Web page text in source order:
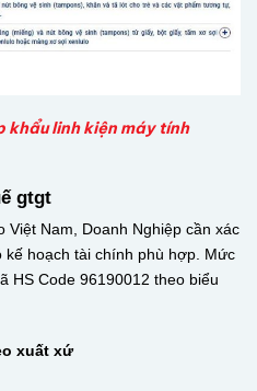
khẩu linh kiện máy tính
gtgt
Việt Nam, Doanh Nghiệp cần xác
hoạch tài chính phù hợp. Mức
HS Code 96190012 theo biểu
xuất xứ